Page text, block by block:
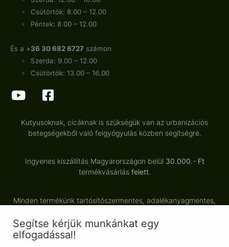
Csütörtök: 8.00 – 12.00
Péntek: 8.00 – 12.00
És a +36 30 682 8727 számon
Szerda: 9.00 – 12.00
Csütörtök: 13.00 – 16.00
Kutyusoknak, cicáknak is szükségük van az urbanizációs
betegségekből való felgyógyulás közben segítségre.
Ingyenes kiszállítás Magyarországon belül 30.000.- Ft
termékvásárlás felett.
Minden termékünk tartósítószermentes, adalékanyagmentes,
Segítse kérjük munkánkat egy
elfogadással!